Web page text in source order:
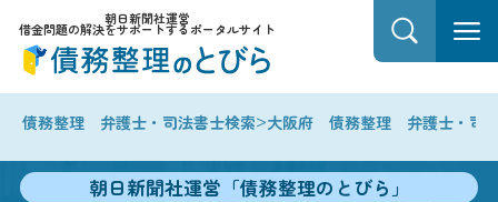
朝日新聞社運営
借金問題の解決をサポートするポータルサイト
債務整理 弁護士・司法書士検索>大阪府 債務整理 弁護士・司
朝日新聞社運営「債務整理のとびら」